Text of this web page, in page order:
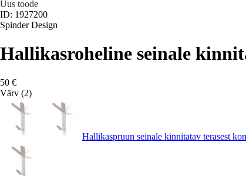
Uus toode
ID: 1927200
Spinder Design
Hallikasroheline seinale
50 €
Värv (2)
Hallikaspruun seinale kinnitatav terasest